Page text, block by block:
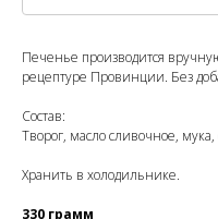
Печенье производится
рецептуре Провинции. Без
Состав:
Творог, масло сливочное,
Хранить в холодильнике.
330 грамм